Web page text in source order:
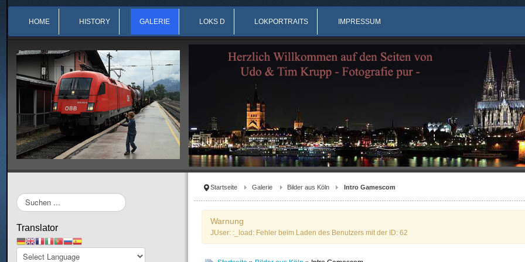
HOME HISTORY GALERIE LOKS D LOKPORTRAITS IMPRESSUM
Startseite Galerie Bilder aus Köln Intro Gamescom
Warnung
JUser: :_load: Fehler beim Laden des Benutzers mit der ID: 62
Suchen
...
Translator